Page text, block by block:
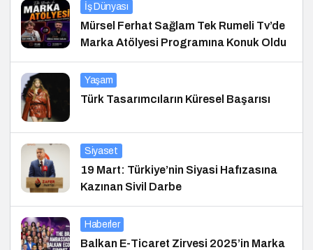
İş Dünyası
Mürsel Ferhat Sağlam Tek Rumeli Tv’de
Marka Atölyesi Programına Konuk Oldu
Yaşam
Türk Tasarımcıların Küresel Başarısı
Siyaset
19 Mart: Türkiye’nin Siyasi Hafızasına
Kazınan Sivil Darbe
Haberler
Balkan E-Ticaret Zirvesi 2025’in Marka